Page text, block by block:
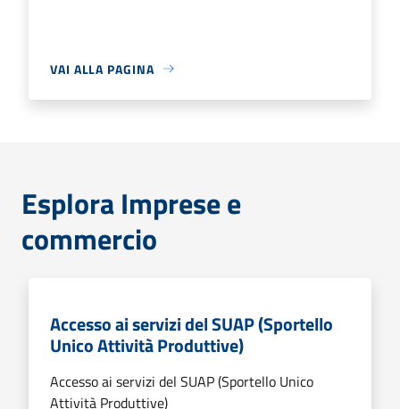
VAI ALLA PAGINA
Esplora Imprese e
commercio
Accesso ai servizi del SUAP (Sportello
Unico Attività Produttive)
Accesso ai servizi del SUAP (Sportello Unico
Attività Produttive)